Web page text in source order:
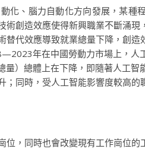
化、腦力自動化方向發展，某種
創造效應使得新興職業不斷涌
代效應導致就業總量下降，創
年在中國勞動力市場上，人
）總體上在下降，即隨著人工智
同時，受人工智能影響度較高
，同時也會改變現有工作崗位